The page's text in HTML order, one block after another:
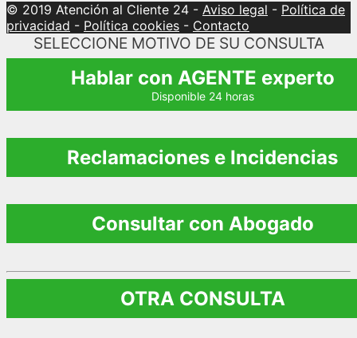
© 2019 Atención al Cliente 24 - Aviso legal - Política de
privacidad - Política cookies - Contacto
SELECCIONE MOTIVO DE SU CONSULTA
Hablar con AGENTE experto
Disponible 24 horas
Reclamaciones e Incidencias
Consultar con Abogado
OTRA CONSULTA